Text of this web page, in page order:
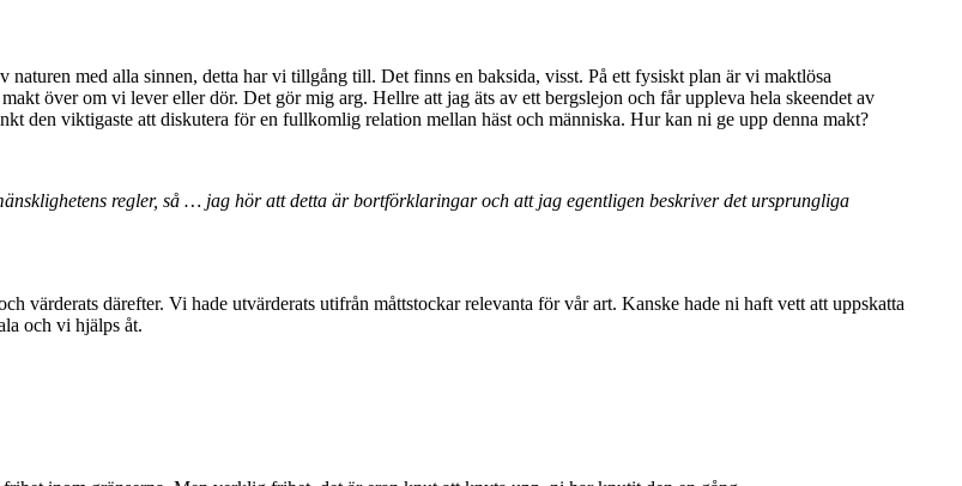
naturen med alla sinnen, detta har vi tillgång till. Det finns en baksida, visst. På ett fysiskt plan är vi maktlösa
över om vi lever eller dör. Det gör mig arg. Hellre att jag äts av ett bergslejon och får uppleva hela skeendet av
den viktigaste att diskutera för en fullkomlig relation mellan häst och människa. Hur kan ni ge upp denna makt?
regler, så … jag hör att detta är bortförklaringar och att jag egentligen beskriver det ursprungliga
värderats därefter. Vi hade utvärderats utifrån måttstockar relevanta för vår art. Kanske hade ni haft vett att uppskatta
och vi hjälps åt.